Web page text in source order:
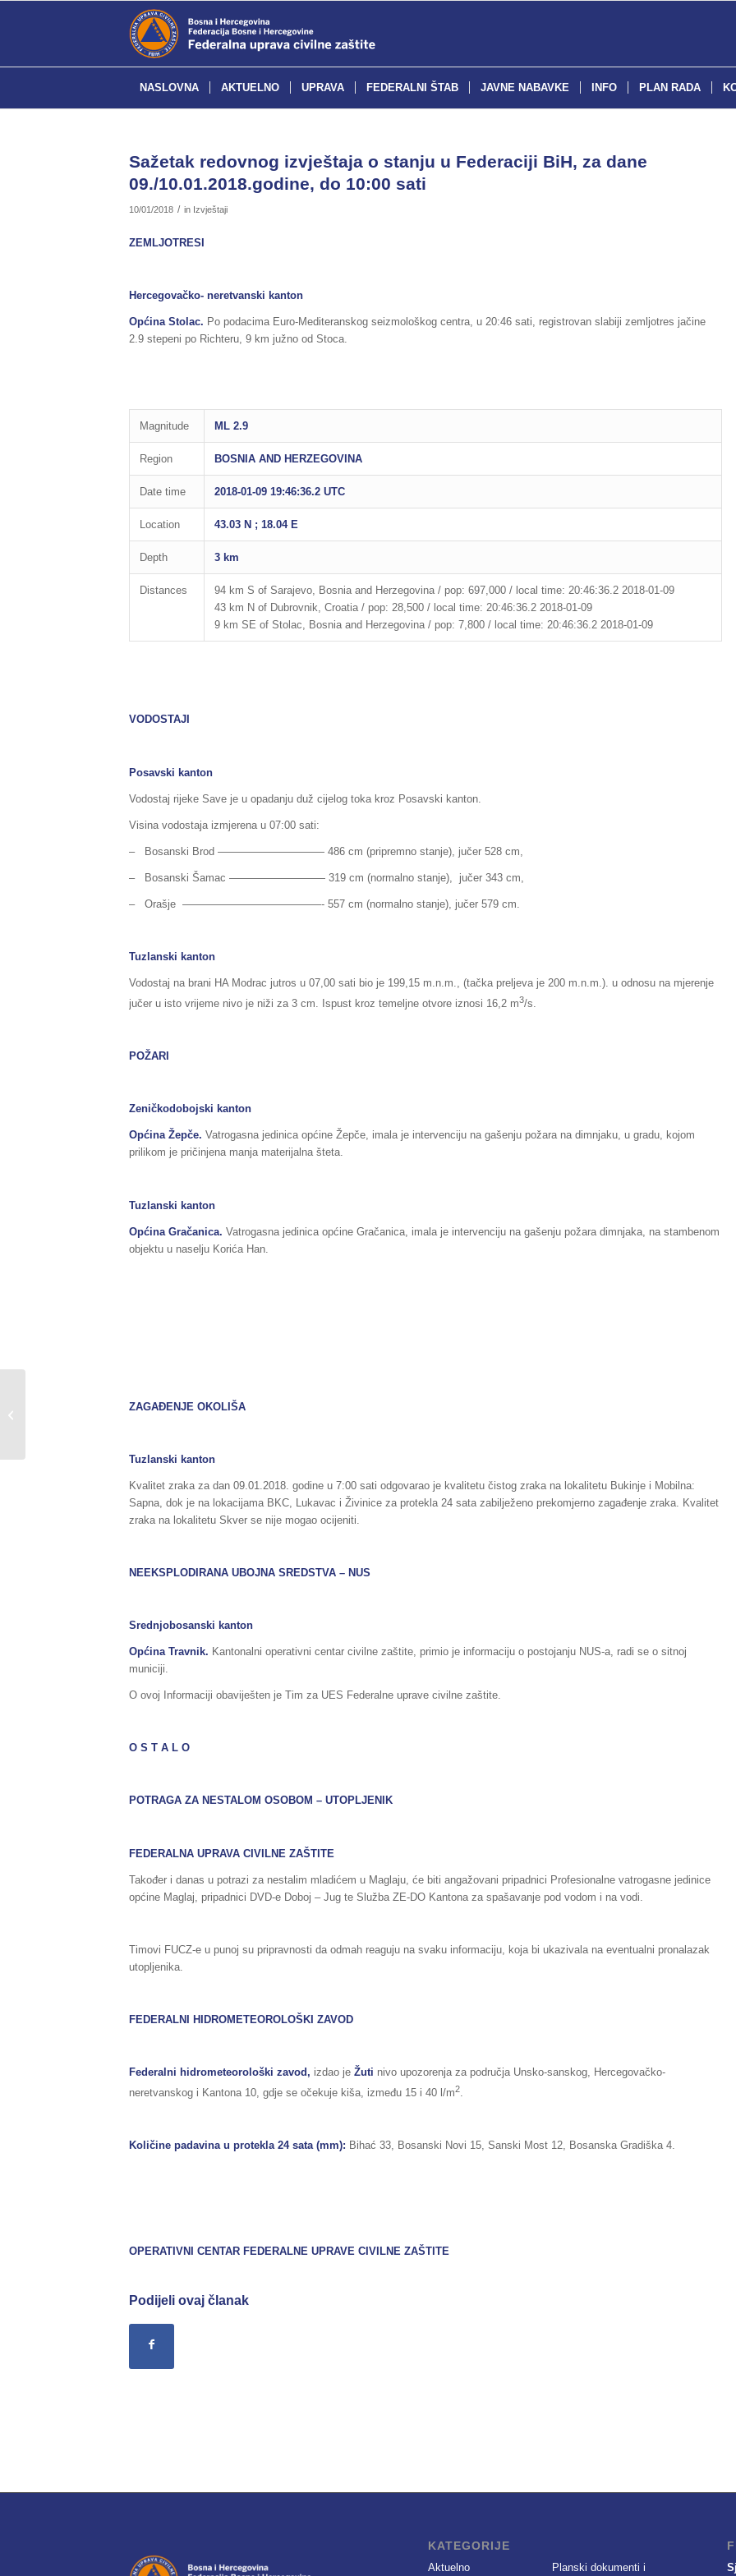
NASLOVNA AKTUELNO UPRAVA FEDERALNI ŠTAB JAVNE NABAVKE INFO PLAN RADA
Sažetak redovnog izvještaja o stanju u Federaciji BiH, za dane
09./10.01.2018.godine, do 10:00 sati
10/01/2018 / in Izvještaji
ZEMLJOTRESI
Hercegovačko- neretvanski kanton
Općina Stolac. Po podacima Euro-Mediteranskog seizmološkog centra, u 20:46 sati, registrovan slabiji zemljotres jačine
2.9 stepeni po Richteru, 9 km južno od Stoca.
Magnitude ML 2.9
Region BOSNIA AND HERZEGOVINA
Date time 2018-01-09 19:46:36.2 UTC
Location 43.03 N ; 18.04 E
Depth 3 km
Distances
94 km S of Sarajevo, Bosnia and Herzegovina / pop: 697,000 / local time: 20:46:36.2 2018-01-09
43 km N of Dubrovnik, Croatia / pop: 28,500 / local time: 20:46:36.2 2018-01-09
9 km SE of Stolac, Bosnia and Herzegovina / pop: 7,800 / local time: 20:46:36.2 2018-01-09
VODOSTAJI
Posavski kanton
Vodostaj rijeke Save je u opadanju duž cijelog toka kroz Posavski kanton.
Visina vodostaja izmjerena u 07:00 sati:
– Bosanski Brod —————————— 486 cm (pripremno stanje), jučer 528 cm,
– Bosanski Šamac ————————— 319 cm (normalno stanje), jučer 343 cm,
– Orašje —————————————- 557 cm (normalno stanje), jučer 579 cm.
Tuzlanski kanton
Vodostaj na brani HA Modrac jutros u 07,00 sati bio je 199,15 m.n.m., (tačka preljeva je 200 m.n.m.). u odnosu na mjerenje
jučer u isto vrijeme nivo je niži za 3 cm. Ispust kroz temeljne otvore iznosi 16,2 m3/s.
POŽARI
Zeničkodobojski kanton
Općina Žepče. Vatrogasna jedinica općine Žepče, imala je intervenciju na gašenju požara na dimnjaku, u gradu, kojom
prilikom je pričinjena manja materijalna šteta.
Tuzlanski kanton
Općina Gračanica. Vatrogasna jedinica općine Gračanica, imala je intervenciju na gašenju požara dimnjaka, na stambenom
objektu u naselju Korića Han.
ZAGAĐENJE OKOLIŠA
Tuzlanski kanton
Kvalitet zraka za dan 09.01.2018. godine u 7:00 sati odgovarao je kvalitetu čistog zraka na lokalitetu Bukinje i Mobilna:
Sapna, dok je na lokacijama BKC, Lukavac i Živinice za protekla 24 sata zabilježeno prekomjerno zagađenje zraka. Kvalitet
zraka na lokalitetu Skver se nije mogao ocijeniti.
NEEKSPLODIRANA UBOJNA SREDSTVA – NUS
Srednjobosanski kanton
Općina Travnik. Kantonalni operativni centar civilne zaštite, primio je informaciju o postojanju NUS-a, radi se o sitnoj
municiji.
O ovoj Informaciji obaviješten je Tim za UES Federalne uprave civilne zaštite.
O S T A L O
POTRAGA ZA NESTALOM OSOBOM – UTOPLJENIK
FEDERALNA UPRAVA CIVILNE ZAŠTITE
Također i danas u potrazi za nestalim mladićem u Maglaju, će biti angažovani pripadnici Profesionalne vatrogasne jedinice
općine Maglaj, pripadnici DVD-e Doboj – Jug te Služba ZE-DO Kantona za spašavanje pod vodom i na vodi.
Timovi FUCZ-e u punoj su pripravnosti da odmah reaguju na svaku informaciju, koja bi ukazivala na eventualni pronalazak
utopljenika.
FEDERALNI HIDROMETEOROLOŠKI ZAVOD
Federalni hidrometeorološki zavod, izdao je Žuti nivo upozorenja za područja Unsko-sanskog, Hercegovačko-
neretvanskog i Kantona 10, gdje se očekuje kiša, između 15 i 40 l/m2.
Količine padavina u protekla 24 sata (mm): Bihać 33, Bosanski Novi 15, Sanski Most 12, Bosanska Gradiška 4.
OPERATIVNI CENTAR FEDERALNE UPRAVE CIVILNE ZAŠTITE
Podijeli ovaj članak
KATEGORIJE
Aktuelno Planski dokumenti i